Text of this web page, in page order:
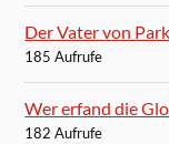
Der Vater von
185 Aufrufe
Wer erfand die
182 Aufrufe